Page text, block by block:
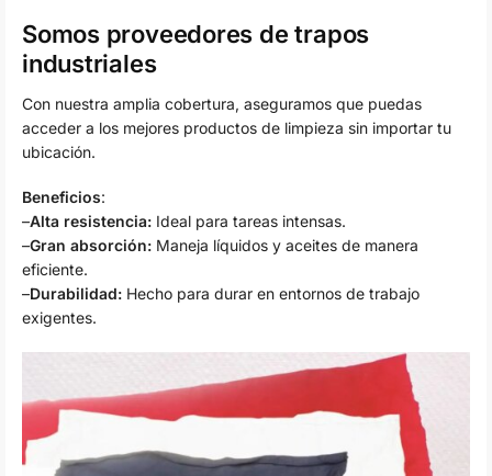
Somos proveedores de trapos
industriales
Con nuestra amplia cobertura, aseguramos que puedas
acceder a los mejores productos de limpieza sin importar tu
ubicación.
Beneficios:
–Alta resistencia: Ideal para tareas intensas.
–Gran absorción: Maneja líquidos y aceites de manera
eficiente.
–Durabilidad: Hecho para durar en entornos de trabajo
exigentes.